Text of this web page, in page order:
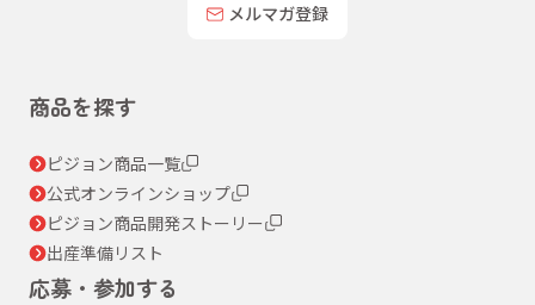
メルマガ登録
商品を探す
ピジョン商品一覧
公式オンラインショップ
ピジョン商品開発ストーリー
出産準備リスト
応募・参加する